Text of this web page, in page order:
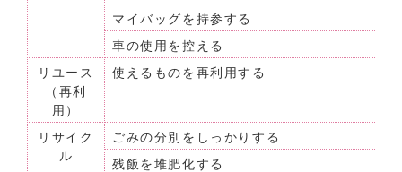
マイバッグを持参する
車の使用を控える
リユース
（再利
用）
使えるものを再利用する
リサイク
ル
ごみの分別をしっかりする
残飯を堆肥化する